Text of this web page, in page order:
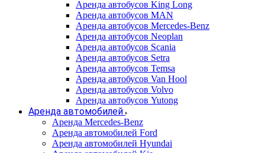
Аренда автобусов King Long
Аренда автобусов MAN
Аренда автобусов Mercedes-Benz
Аренда автобусов Neoplan
Аренда автобусов Scania
Аренда автобусов Setra
Аренда автобусов Temsa
Аренда автобусов Van Hool
Аренда автобусов Volvo
Аренда автобусов Yutong
Аренда автомобилей
Аренда Mercedes-Benz
Аренда автомобилей Ford
Аренда автомобилей Hyundai